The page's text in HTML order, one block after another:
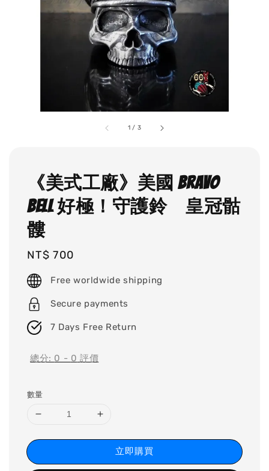
1 / 3
《美式工廠》美國 Bravo
Bell 好極！守護鈴 皇冠骷
髏
Regular
price
NT$ 700
Free worldwide shipping
Secure payments
7 Days Free Return
總分: 0 - 0 評價
數量
立即購買